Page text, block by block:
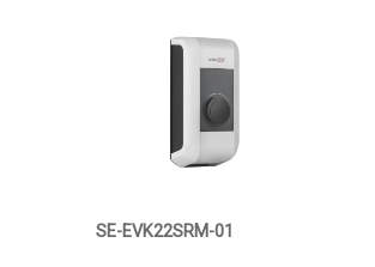
SE-EVK22SRM-01